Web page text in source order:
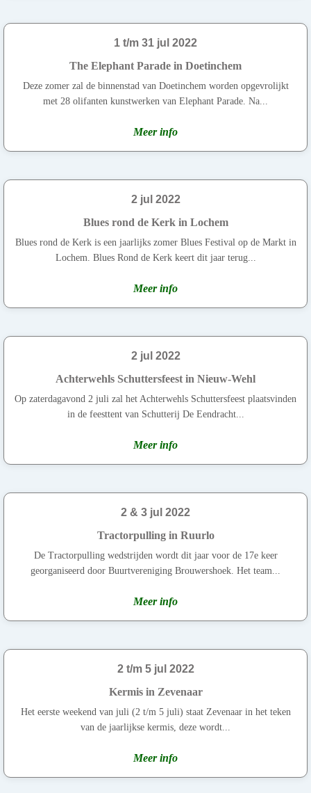
1 t/m 31 jul 2022
The Elephant Parade in Doetinchem
Deze zomer zal de binnenstad van Doetinchem worden opgevrolijkt
met 28 olifanten kunstwerken van Elephant Parade. Na...
Meer info
2 jul 2022
Blues rond de Kerk in Lochem
Blues rond de Kerk is een jaarlijks zomer Blues Festival op de Markt in
Lochem. Blues Rond de Kerk keert dit jaar terug...
Meer info
2 jul 2022
Achterwehls Schuttersfeest in Nieuw-Wehl
Op zaterdagavond 2 juli zal het Achterwehls Schuttersfeest plaatsvinden
in de feesttent van Schutterij De Eendracht...
Meer info
2 & 3 jul 2022
Tractorpulling in Ruurlo
De Tractorpulling wedstrijden wordt dit jaar voor de 17e keer
georganiseerd door Buurtvereniging Brouwershoek. Het team...
Meer info
2 t/m 5 jul 2022
Kermis in Zevenaar
Het eerste weekend van juli (2 t/m 5 juli) staat Zevenaar in het teken
van de jaarlijkse kermis, deze wordt...
Meer info